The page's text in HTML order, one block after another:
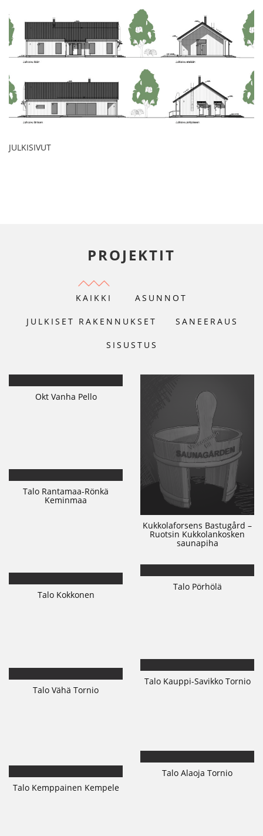
JULKISIVUT
PROJEKTIT
KAIKKI ASUNNOT
JULKISET RAKENNUKSET SANEERAUS
SISUSTUS
Okt Vanha Pello
Kukkolaforsens Bastugård –
Ruotsin Kukkolankosken
saunapiha
Talo Rantamaa-Rönkä
Keminmaa
Talo Pörhölä
Talo Kokkonen
Talo Kauppi-Savikko Tornio
Talo Vähä Tornio
Talo Alaoja Tornio
Talo Kemppainen Kempele